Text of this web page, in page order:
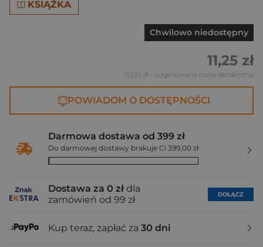
KSIĄŻKA
Chwilowo niedostępny
11,25 zł
15,00 zł - sugerowana cena detaliczna
POWIADOM O DOSTĘPNOŚCI
Darmowa dostawa od 399 zł
Do darmowej dostawy brakuje Ci 399,00 zł
Dostawa za 0 zł dla
zamówień od 99 zł
DOŁĄCZ
Kup teraz, zapłać za 30 dni